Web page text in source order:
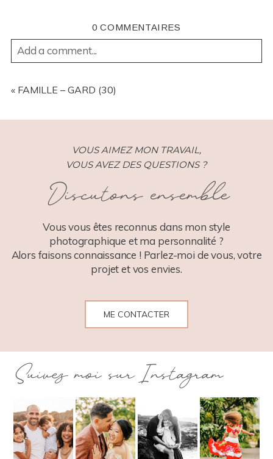
0 COMMENTAIRES
Add a comment...
REQUIRED FIELDS ARE MARKED *
« FAMILLE – GARD (30)
VOUS AIMEZ MON TRAVAIL,
VOUS AVEZ DES QUESTIONS ?
Discutons ensemble
Vous vous êtes reconnus dans mon style
photographique et ma personnalité ?
Alors faisons connaissance ! Parlez-moi de vous, votre
projet et vos envies.
ME CONTACTER
Suivez moi sur Instagram